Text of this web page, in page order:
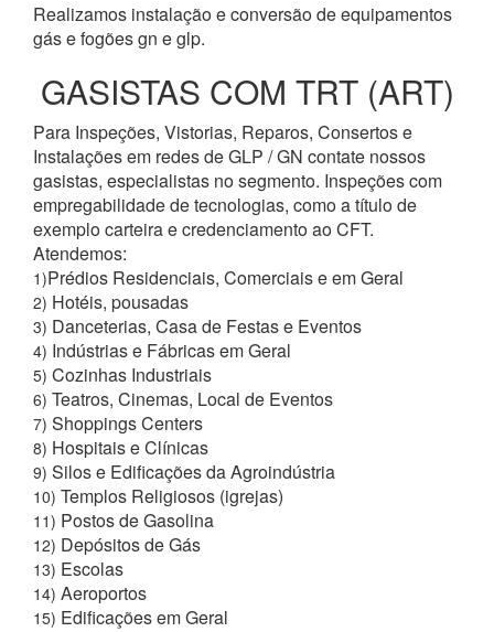
Realizamos instalação e conversão de equipamentos
gás e fogões gn e glp.
GASISTAS COM TRT (ART)
Para Inspeções, Vistorias, Reparos, Consertos e
Instalações em redes de GLP / GN contate nossos
gasistas, especialistas no segmento. Inspeções com
empregabilidade de tecnologias, como a título de
exemplo carteira e credenciamento ao CFT.
Atendemos:
1)Prédios Residenciais, Comerciais e em Geral
2) Hotéis, pousadas
3) Danceterias, Casa de Festas e Eventos
4) Indústrias e Fábricas em Geral
5) Cozinhas Industriais
6) Teatros, Cinemas, Local de Eventos
7) Shoppings Centers
8) Hospitais e Clínicas
9) Silos e Edificações da Agroindústria
10) Templos Religiosos (igrejas)
11) Postos de Gasolina
12) Depósitos de Gás
13) Escolas
14) Aeroportos
15) Edificações em Geral